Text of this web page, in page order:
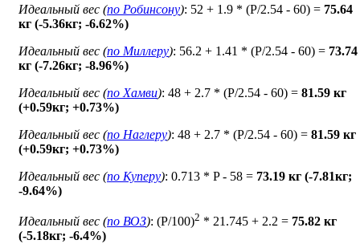
Идеальный вес (по Робинсону): 52 + 1.9 * (P/2.54 - 60) = 75.64
кг (-5.36кг; -6.62%)
Идеальный вес (по Миллеру): 56.2 + 1.41 * (P/2.54 - 60) = 73.74
кг (-7.26кг; -8.96%)
Идеальный вес (по Хамви): 48 + 2.7 * (P/2.54 - 60) = 81.59 кг
(+0.59кг; +0.73%)
Идеальный вес (по Наглеру): 48 + 2.7 * (P/2.54 - 60) = 81.59 кг
(+0.59кг; +0.73%)
Идеальный вес (по Куперу): 0.713 * P - 58 = 73.19 кг (-7.81кг;
-9.64%)
Идеальный вес (по ВОЗ): (P/100)2 * 21.745 + 2.2 = 75.82 кг
(-5.18кг; -6.4%)